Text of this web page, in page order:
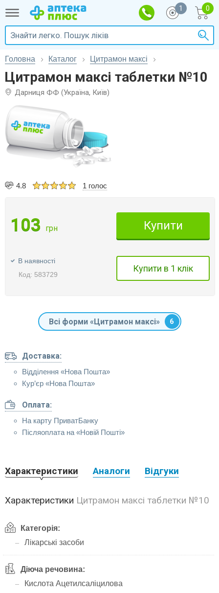
1
Головна Каталог Цитрамон максі
Цитрамон максі таблетки №10
Дарниця ФФ (Україна, Київ)
4.8 1 голос
103 грн
В наявності
Код: 583729
Купити
Купити в 1 клік
Всі форми «Цитрамон максі» 6
Доставка:
Відділення «Нова Пошта»
Кур’єр «Нова Пошта»
Оплата:
На карту ПриватБанку
Післяоплата на «Новій Пошті»
Характеристики Аналоги Відгуки
Характеристики Цитрамон максі таблетки №10
Категорія:
Лікарські засоби
Діюча речовина:
Кислота Ацетилсаліцилова